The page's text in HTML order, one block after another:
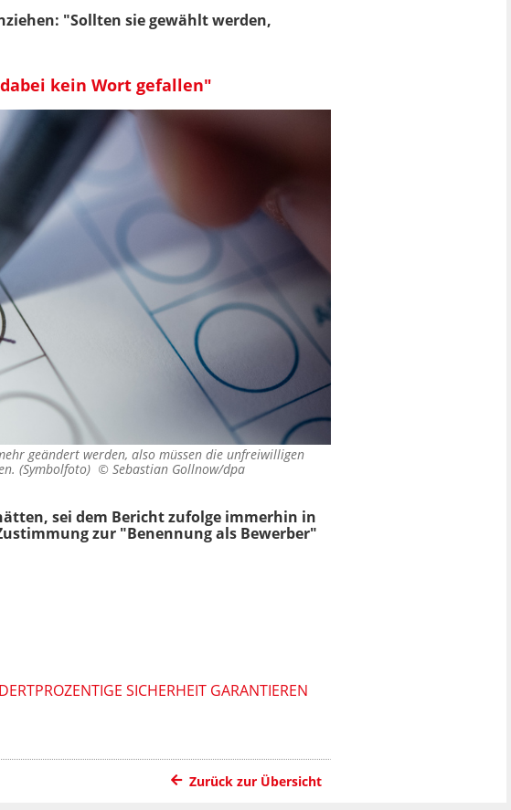
"Sollten sie gewählt werden,
kein Wort gefallen"
geändert werden, also müssen die unfreiwilligen
(Symbolfoto) © Sebastian Gollnow/dpa
sei dem Bericht zufolge immerhin in
zur "Benennung als Bewerber"
SICHERHEIT GARANTIEREN
Zurück zur Übersicht